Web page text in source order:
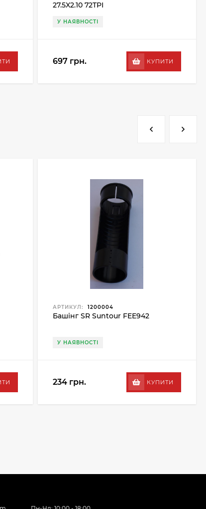
27.5X2.10 72TPI
У НАЯВНОСТІ
697 грн. КУПИТИ
АРТИКУЛ: 1200004
Башінг SR Suntour FEE942
У НАЯВНОСТІ
234 грн. КУПИТИ